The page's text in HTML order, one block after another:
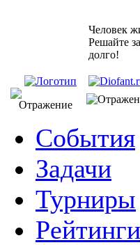
Человек
Решайте
долго!
События
Задачи
Турниры
Рейтинги